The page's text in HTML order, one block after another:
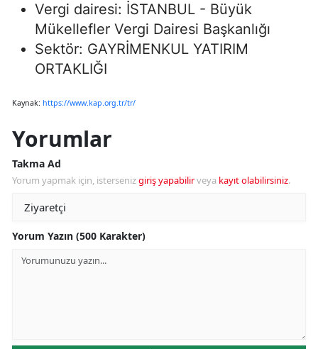
Vergi dairesi: İSTANBUL - Büyük
Mükellefler Vergi Dairesi Başkanlığı
Sektör: GAYRİMENKUL YATIRIM
ORTAKLIĞI
Kaynak: https://www.kap.org.tr/tr/
Yorumlar
Takma Ad
Yorum yapmak için, istersenizgiriş yapabilirveya kayıt olabilirsiniz.
Yorum Yazın (500 Karakter)